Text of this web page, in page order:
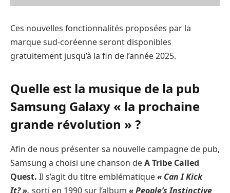
Ces nouvelles fonctionnalités proposées par la
marque sud-coréenne seront disponibles
gratuitement jusqu’à la fin de l’année 2025.
Quelle est la musique de la pub
Samsung Galaxy « la prochaine
grande révolution » ?
Afin de nous présenter sa nouvelle campagne de pub,
Samsung a choisi une chanson deA Tribe Called
Quest. Il s’agit du titre emblématique« Can I Kick
It? », sorti en 1990 sur l’album « People’s Instinctive